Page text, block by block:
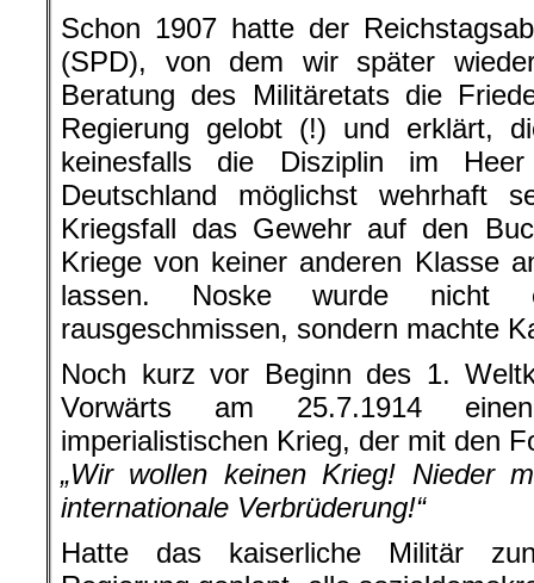
Schon 1907 hatte der
(SPD), von dem wir später
Beratung des Militäretats die
Regierung gelobt (!) und erklärt,
keinesfalls die Disziplin im
Deutschland möglichst wehrhaft
Kriegsfall das Gewehr auf den
Kriege von keiner anderen Klasse
lassen. Noske wurde
rausgeschmissen, sondern machte
Noch kurz vor Beginn des 1.
Vorwärts am 25.7.1914
imperialistischen Krieg, der mit den
„Wir wollen keinen Krieg! Nieder
internationale Verbrüderung!“
Hatte das kaiserliche Militär